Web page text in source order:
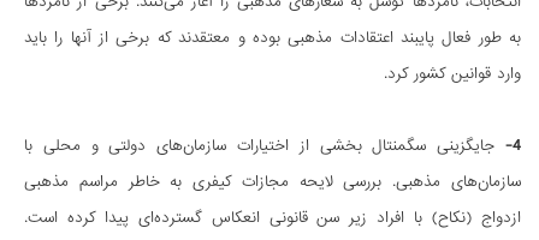
به طور فعال پایبند اعتقادات مذهبی بوده و معتقدند که برخی از آنها را باید
وارد قوانین کشور کرد.
4-
جایگزینی سگمنتال بخشی از اختیارات سازمان‌های دولتی و محلی با
سازمان‌های مذهبی. بررسی لایحه مجازات کیفری به خاطر مراسم مذهبی
ازدواج (نکاح) با افراد زیر سن قانونی انعکاس گسترده‌ای پیدا کرده است.